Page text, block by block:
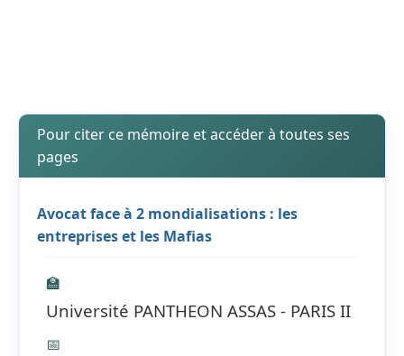
Pour citer ce mémoire et accéder à toutes ses
pages
Avocat face à 2 mondialisations : les
entreprises et les Mafias
🏫
Université PANTHEON ASSAS - PARIS II
📅